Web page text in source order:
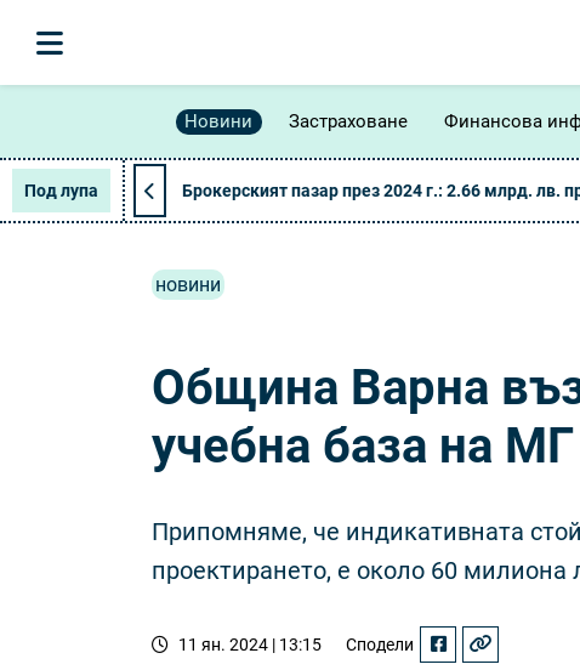
Новини Застраховане Финансова
Под лупа Брокерският пазар през 2024 г.: 2.66 млрд. лв.
новини
Община Варна
учебна база на
Припомняме, че индикативната
проектирането, е около 60 милиона
11 ян. 2024 | 13:15 Сподели